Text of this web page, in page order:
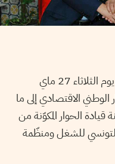
أعلن الناطق الرسميّ باسم الحكومة يوم الثلاثاء 27 ماي
الوطني الاقتصادي إلى ما
قيادة الحوار المكوّنة من
للشغل ومنظّمة